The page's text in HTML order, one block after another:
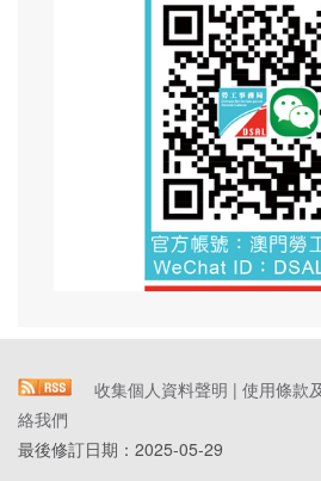
收集個人資料聲明 | 使用條款
絡我們
最後修訂日期： 2025-05-29